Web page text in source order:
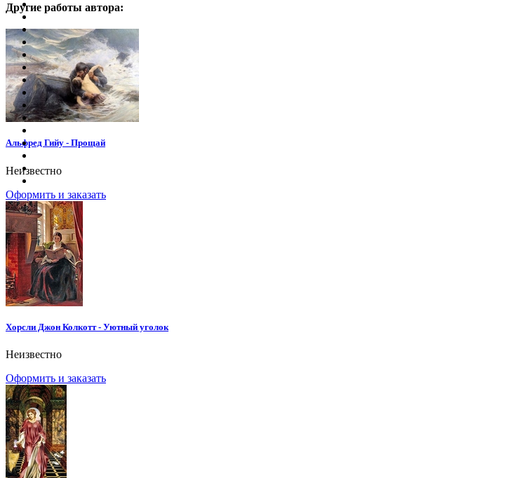
Другие работы автора:
Альфред Гийу - Прощай
Неизвестно
Оформить и заказать
Хорсли Джон Колкотт - Уютный уголок
Неизвестно
Оформить и заказать